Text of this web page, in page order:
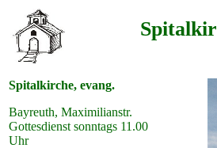
Spitalkirche, evang.
Bayreuth, Maximilianstr.
Gottesdienst sonntags 11.00
Uhr